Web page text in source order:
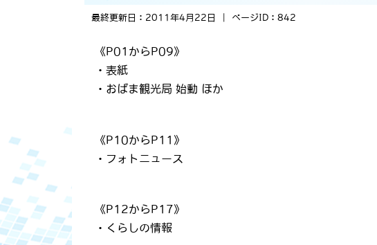
最終更新日：2011年4月22日 ページID：842
《P01からP09》
・表紙
・おばま観光局 始動 ほか
《P10からP11》
・フォトニュース
《P12からP17》
・くらしの情報